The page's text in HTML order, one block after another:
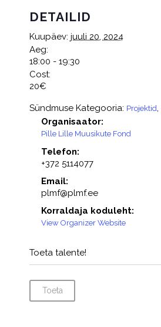
DETAILID
Kuupäev: juuli 20, 2024
Aeg:
18:00 - 19:30
Cost:
20€
Sündmuse Kategooria: Projektid,
Organisaator:
Pille Lille Muusikute Fond
Telefon:
+372 5114077
Email:
plmf@plmf.ee
Korraldaja koduleht:
View Organizer Website
Toeta talente!
Toeta